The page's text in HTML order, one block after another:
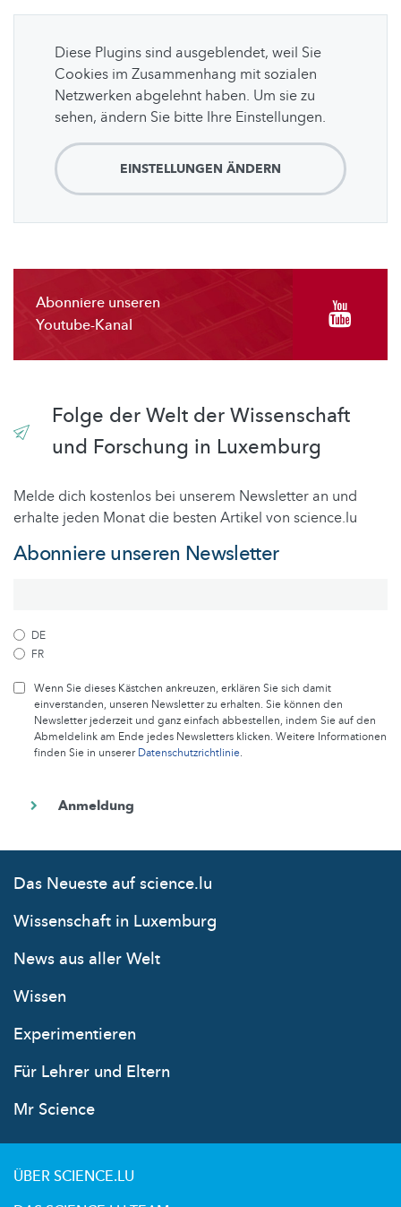
Diese Plugins sind ausgeblendet, weil Sie
Cookies im Zusammenhang mit sozialen
Netzwerken abgelehnt haben. Um sie zu
sehen, ändern Sie bitte Ihre Einstellungen.
EINSTELLUNGEN ÄNDERN
Abonniere unseren
Youtube-Kanal
Folge der Welt der Wissenschaft
und Forschung in Luxemburg
Melde dich kostenlos bei unserem Newsletter an und
erhalte jeden Monat die besten Artikel von science.lu
Abonniere unseren Newsletter
DE
FR
Wenn Sie dieses Kästchen ankreuzen, erklären Sie sich damit
einverstanden, unseren Newsletter zu erhalten. Sie können den
Newsletter jederzeit und ganz einfach abbestellen, indem Sie auf den
Abmeldelink am Ende jedes Newsletters klicken. Weitere Informationen
finden Sie in unsererDatenschutzrichtlinie.
Das Neueste auf science.lu
Wissenschaft in Luxemburg
News aus aller Welt
Wissen
Experimentieren
Für Lehrer und Eltern
Mr Science
ÜBER SCIENCE.LU